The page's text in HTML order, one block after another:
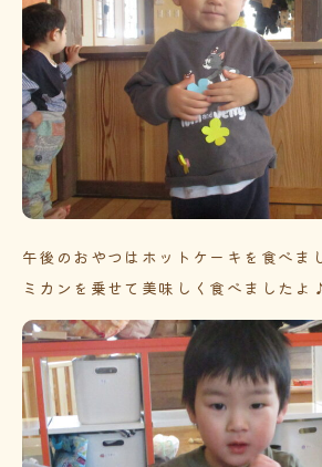
午後のおやつはホットケーキを食べま
ミカンを乗せて美味しく食べましたよ♪